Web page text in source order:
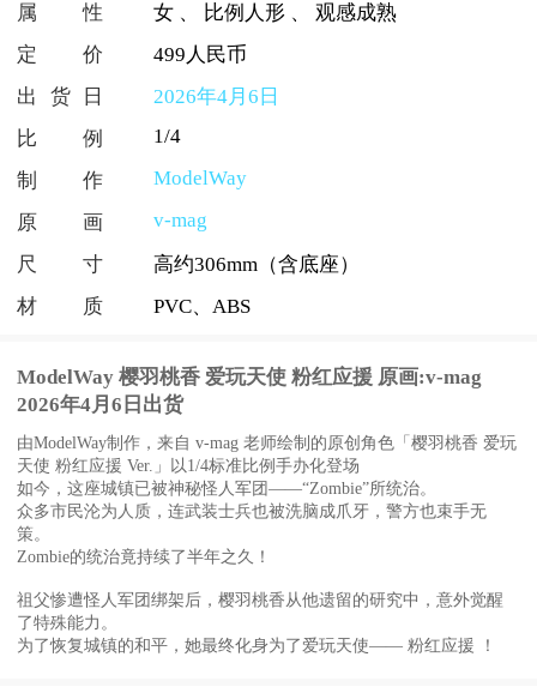
属性
女、 比例人形、 观感成熟
定价
499人民币
出货日
2026年4月6日
比例
1/4
制作
ModelWay
原画
v-mag
尺寸
高约306mm（含底座）
材质
PVC、ABS
ModelWay 樱羽桃香 爱玩天使 粉红应援 原画:v-mag
2026年4月6日出货
由ModelWay制作，来自 v-mag 老师绘制的原创角色「樱羽桃香 爱玩
天使 粉红应援 Ver.」以1/4标准比例手办化登场
如今，这座城镇已被神秘怪人军团——“Zombie”所统治。
众多市民沦为人质，连武装士兵也被洗脑成爪牙，警方也束手无
策。
Zombie的统治竟持续了半年之久！
祖父惨遭怪人军团绑架后，樱羽桃香从他遗留的研究中，意外觉醒
了特殊能力。
为了恢复城镇的和平，她最终化身为了爱玩天使—— 粉红应援 ！